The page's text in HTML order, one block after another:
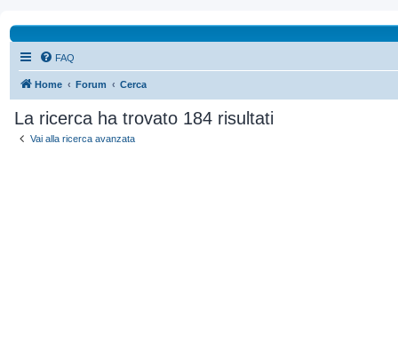
FAQ
Home Forum Cerca
La ricerca ha trovato 184 risultati
Vai alla ricerca avanzata